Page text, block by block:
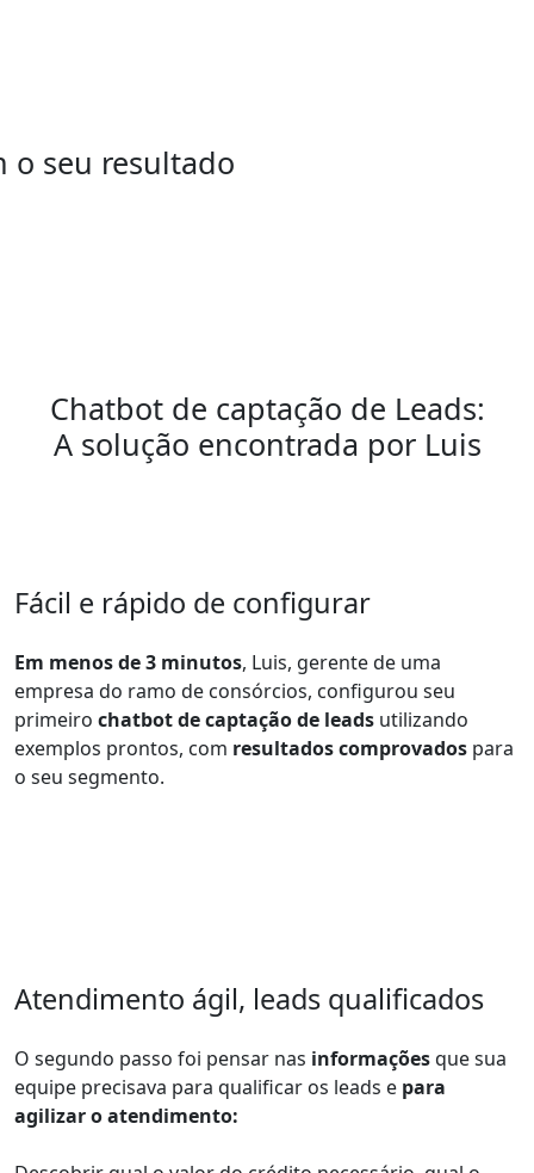
o seu resultado
Chatbot de captação de Leads:
A solução encontrada por Luis
Fácil e rápido de configurar
Em menos de 3 minutos, Luis, gerente de uma
empresa do ramo de consórcios, configurou seu
primeiro chatbot de captação de leads utilizando
exemplos prontos, com resultados comprovados para
o seu segmento.
Atendimento ágil, leads qualificados
O segundo passo foi pensar nas informaçõesque sua
equipe precisava para qualificar os leads e para
agilizar o atendimento: